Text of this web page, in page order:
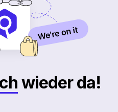
wieder da!